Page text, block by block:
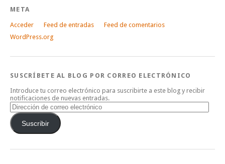
META
Acceder Feed de entradas
Feed de comentarios
WordPress.org
SUSCRÍBETE AL BLOG POR CORREO ELECTRÓNICO
Introduce tu correo electrónico para suscribirte a este blog y recibir
notificaciones de nuevas entradas.
Dirección
de
correo
electrónico
Suscribir